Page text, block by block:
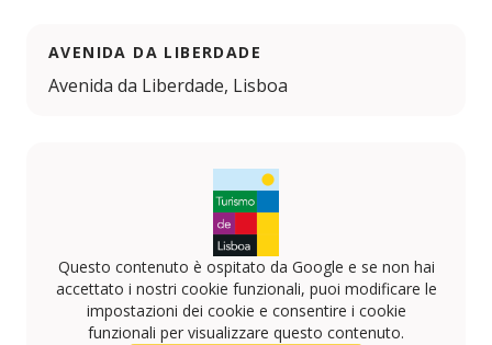
AVENIDA DA LIBERDADE
Avenida da Liberdade, Lisboa
Questo contenuto è ospitato da Google e se non hai
accettato i nostri cookie funzionali, puoi modificare le
impostazioni dei cookie e consentire i cookie
funzionali per visualizzare questo contenuto.